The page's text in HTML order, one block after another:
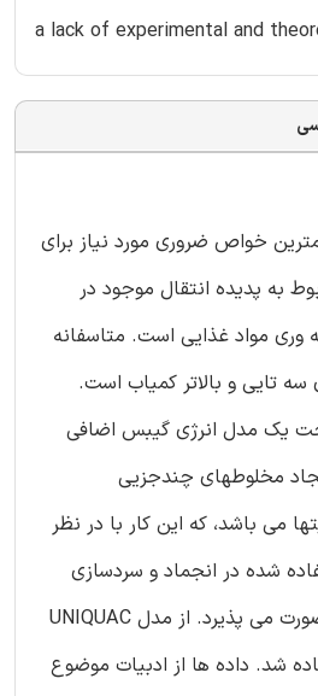
a lack of experimental and
خواص ضروری مورد نیاز برای
به پدیده انتقال موجود در
وری مواد غذایی است. متاسفانه
تایی و بالاتر کمیاب است.
یک مدل انرژی گیبس اضافی
مخلوطهای چندجزیی
می باشد، که این کار با در نظر
شده در انجماد و سردسازی
غوطه وری مواد غذایی صورت می پذیرد. از مدل UNIQUAC
شد. داده ها از ادبیات موضوع